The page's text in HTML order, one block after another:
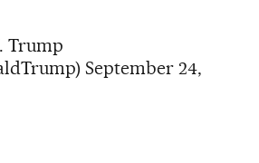
Trump
September 24,